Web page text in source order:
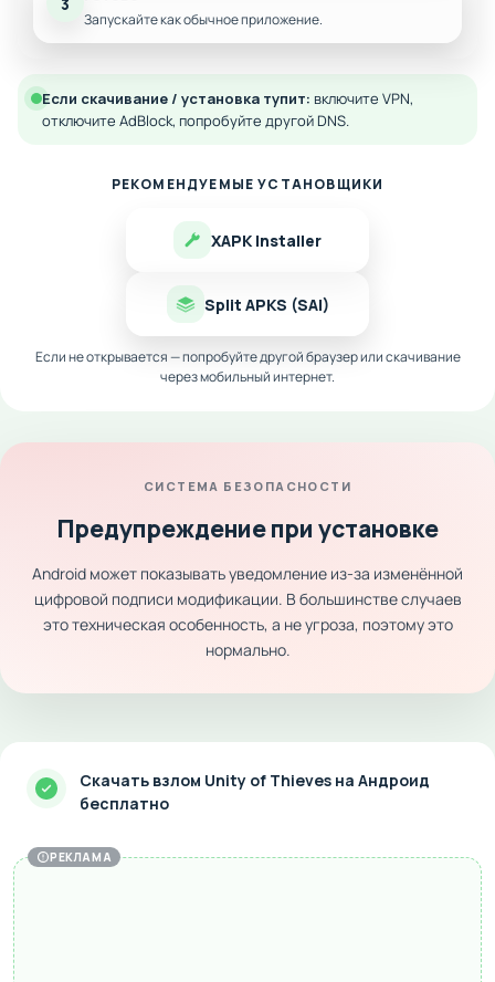
Запускайте как обычное приложение.
Если скачивание / установка тупит: включите VPN,
отключите AdBlock, попробуйте другой DNS.
РЕКОМЕНДУЕМЫЕ УСТАНОВЩИКИ
XAPK Installer
Split APKS (SAI)
Если не открывается — попробуйте другой браузер или скачивание
через мобильный интернет.
СИСТЕМА БЕЗОПАСНОСТИ
Предупреждение при установке
Android может показывать уведомление из-за изменённой
цифровой подписи модификации. В большинстве случаев
это техническая особенность, а не угроза, поэтому это
нормально.
Скачать взлом Unity of Thieves на Андроид
бесплатно
РЕКЛАМА